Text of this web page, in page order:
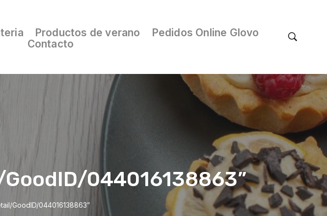
Productos de verano
Pedidos Online Glovo
Contacto
044016138863”
GoodID/044016138863”